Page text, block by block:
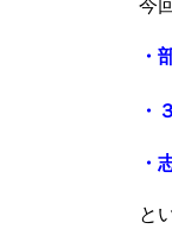
今
・
・
・
と